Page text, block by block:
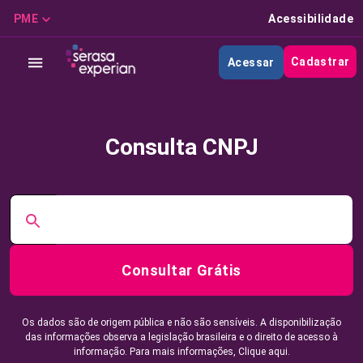
PME Acessibilidade
Acessar Cadastrar
Consulta CNPJ
Consultar Grátis
Os dados são de origem pública e não são sensíveis. A disponibilização
das informações observa a legislação brasileira e o direito de acesso à
informação. Para mais informações, Clique aqui.